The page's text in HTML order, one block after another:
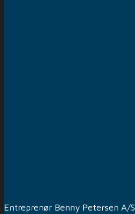
Entreprenør Benny Petersen A/S